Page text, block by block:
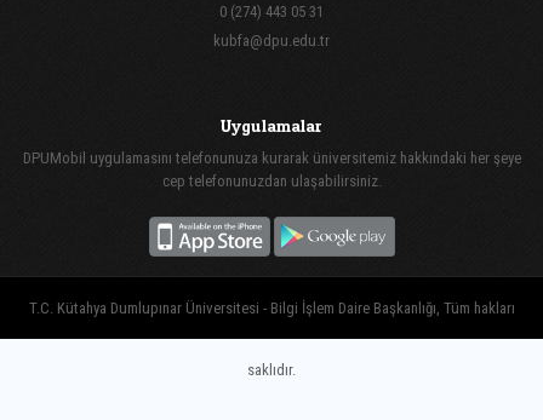
0 (274) 443 05 31
kubfa@dpu.edu.tr
Uygulamalar
DPUMobil uygulamasını telefonunuza kurarak üniversitemiz hakkındaki her şeye
cep telefonunuzdan ulaşabilirsiniz.
T.C. Kütahya Dumlupınar Üniversitesi - Bilgi İşlem Daire Başkanlığı, Tüm hakları
saklıdır.